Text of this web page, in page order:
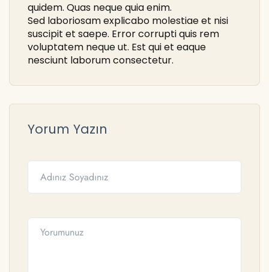
quidem. Quas neque quia enim.
Sed laboriosam explicabo molestiae et nisi
suscipit et saepe. Error corrupti quis rem
voluptatem neque ut. Est qui et eaque
nesciunt laborum consectetur.
Yorum Yazın